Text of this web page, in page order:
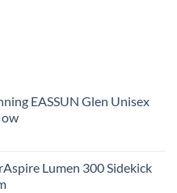
EASSUN Glen Unisex
Lumen 300 Sidekick